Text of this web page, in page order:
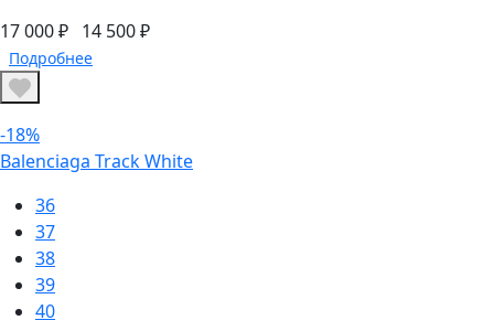
17 000 ₽ 14 500 ₽
Подробнее
-18%
Balenciaga Track White
36
37
38
39
40